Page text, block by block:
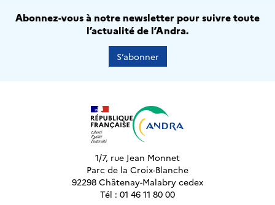
Abonnez-vous à notre newsletter pour suivre toute
l’actualité de l’Andra.
S’abonner
1/7, rue Jean Monnet
Parc de la Croix-Blanche
92298 Châtenay-Malabry cedex
Tél : 01 46 11 80 00